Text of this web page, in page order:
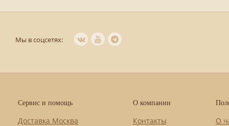
Мы в соцсетях:
Сервис и помощь
Доставка Москва
О компании
Контакты
О